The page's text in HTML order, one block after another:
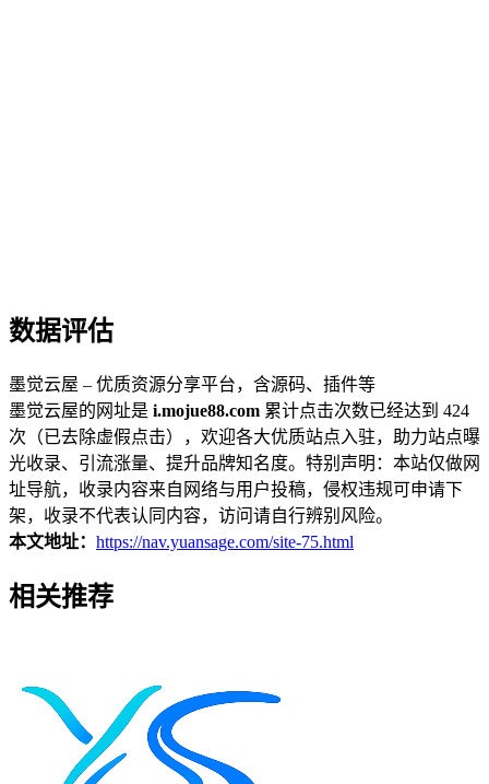
数据评估
墨觉云屋 – 优质资源分享平台，含源码、插件等
墨觉云屋的网址是 i.mojue88.com 累计点击次数已经达到 424
次（已去除虚假点击），欢迎各大优质站点入驻，助力站点曝
光收录、引流涨量、提升品牌知名度。特别声明：本站仅做网
址导航，收录内容来自网络与用户投稿，侵权违规可申请下
架，收录不代表认同内容，访问请自行辨别风险。
本文地址： https://nav.yuansage.com/site-75.html
相关推荐